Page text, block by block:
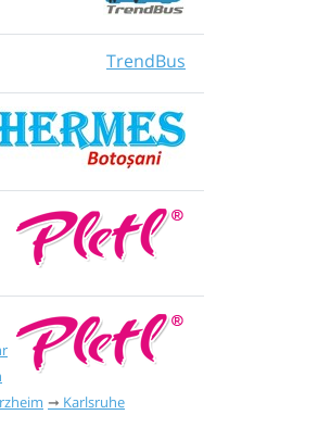
TrendBus
Karlsruhe